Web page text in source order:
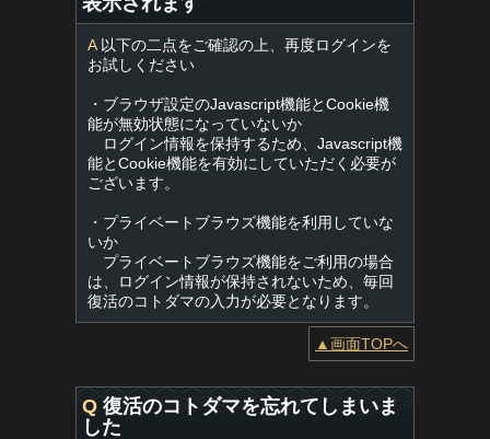
A以下の二点をご確認の上、再度ログインを
お試しください
・ブラウザ設定のJavascript機能とCookie機
能が無効状態になっていないか
ログイン情報を保持するため、Javascript機
能とCookie機能を有効にしていただく必要が
ございます。
・プライベートブラウズ機能を利用していな
いか
プライベートブラウズ機能をご利用の場合
は、ログイン情報が保持されないため、毎回
復活のコトダマの入力が必要となります。
▲画面TOPへ
Q 復活のコトダマを忘れてしまいま
した